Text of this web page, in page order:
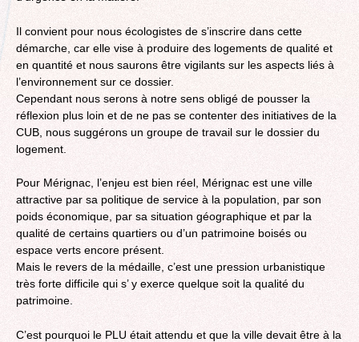
Il convient pour nous écologistes de s’inscrire dans cette
démarche, car elle vise à produire des logements de qualité et
en quantité et nous saurons être vigilants sur les aspects liés à
l’environnement sur ce dossier.
Cependant nous serons à notre sens obligé de pousser la
réflexion plus loin et de ne pas se contenter des initiatives de la
CUB, nous suggérons un groupe de travail sur le dossier du
logement.
Pour Mérignac, l’enjeu est bien réel, Mérignac est une ville
attractive par sa politique de service à la population, par son
poids économique, par sa situation géographique et par la
qualité de certains quartiers ou d’un patrimoine boisés ou
espace verts encore présent.
Mais le revers de la médaille, c’est une pression urbanistique
très forte difficile qui s’ y exerce quelque soit la qualité du
patrimoine.
C’est pourquoi le PLU était attendu et que la ville devait être à la